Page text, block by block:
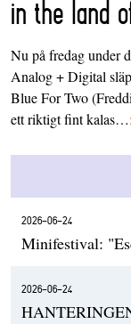
in the land
Nu på fredag under
Analog + Digital
Blue For Two
ett riktigt fint kalas…
2026-06-24
Minifestival:
2026-06-24